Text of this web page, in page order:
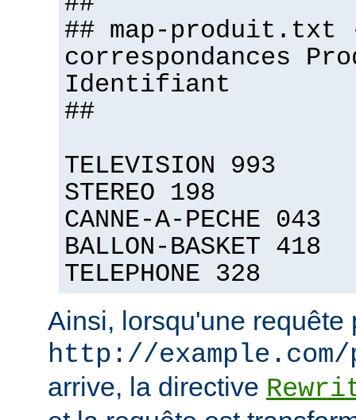
## map-
correspondances
Identifiant
##
TELEVISION 993
STEREO 198
CANNE-A-PECHE 043
BALLON-BASKET 418
TELEPHONE 328
Ainsi, lorsqu'une requête
http://example.com/
arrive, la directive